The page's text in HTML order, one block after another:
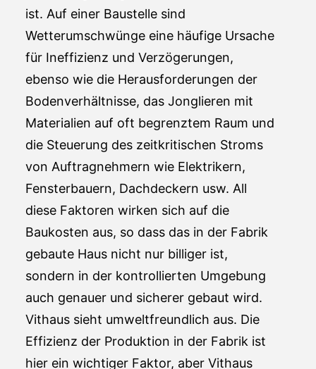
ist. Auf einer Baustelle sind
Wetterumschwünge eine häufige Ursache
für Ineffizienz und Verzögerungen,
ebenso wie die Herausforderungen der
Bodenverhältnisse, das Jonglieren mit
Materialien auf oft begrenztem Raum und
die Steuerung des zeitkritischen Stroms
von Auftragnehmern wie Elektrikern,
Fensterbauern, Dachdeckern usw. All
diese Faktoren wirken sich auf die
Baukosten aus, so dass das in der Fabrik
gebaute Haus nicht nur billiger ist,
sondern in der kontrollierten Umgebung
auch genauer und sicherer gebaut wird.
Vithaus sieht umweltfreundlich aus. Die
Effizienz der Produktion in der Fabrik ist
hier ein wichtiger Faktor, aber Vithaus